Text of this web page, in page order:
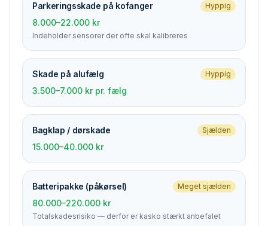
Parkerings­skade på kofanger Hyppig
8.000–22.000 kr
Indeholder sensorer der ofte skal kalibreres
Skade på alufælg Hyppig
3.500–7.000 kr pr. fælg
Bagklap / dørskade Sjælden
15.000–40.000 kr
Batteripakke (påkørsel) Meget sjælden
80.000–220.000 kr
Totalskades­risiko — derfor er kasko stærkt anbefalet